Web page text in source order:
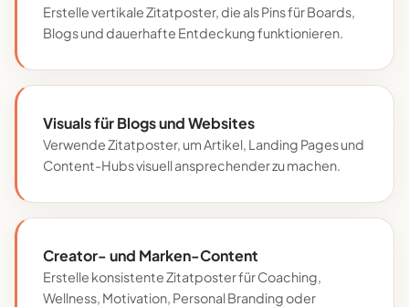
Erstelle vertikale Zitatposter, die als Pins für Boards,
Blogs und dauerhafte Entdeckung funktionieren.
Visuals für Blogs und Websites
Verwende Zitatposter, um Artikel, Landing Pages und
Content-Hubs visuell ansprechender zu machen.
Creator- und Marken-Content
Erstelle konsistente Zitatposter für Coaching,
Wellness, Motivation, Personal Branding oder